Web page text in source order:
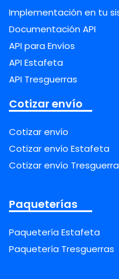
Implementación en tu
Documentación API
API para Envíos
API Estafeta
API Tresguerras
Cotizar envío
Cotizar envío
Cotizar envío Estafeta
Cotizar envío
Paqueterías
Paquetería Estafeta
Paquetería Tresguerras